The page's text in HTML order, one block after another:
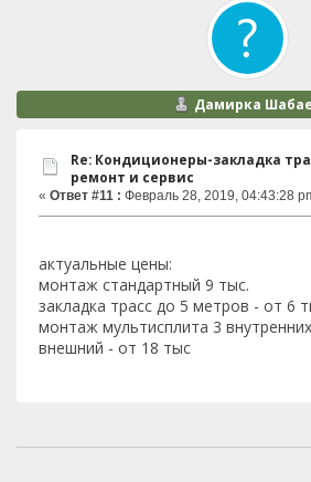
Дамирка
Re: Кондиционеры-закладка
ремонт и сервис
« Ответ #11 : Февраль 28, 2019, 04:43:28
актуальные цены:
монтаж стандартный 9 тыс.
закладка трасс до 5 метров - от 6
монтаж мультисплита 3
внешний - от 18 тыс